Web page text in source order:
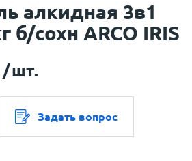
алкидная 3в1
б/сохн ARCO IRIS
/шт.
Задать вопрос